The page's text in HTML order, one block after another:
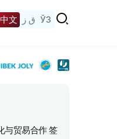
中文 ق ز ЎЗ
与贸易合作 签